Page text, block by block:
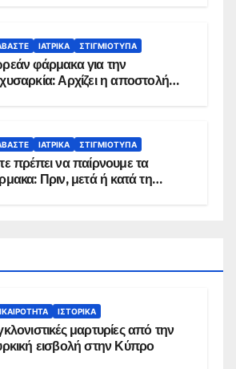
ΙΑΤΡΙΚΆ ΣΤΙΓΜΙΌΤΥΠΑ
φάρμακα για την
Αρχίζει η αποστολή
ΙΑΤΡΙΚΆ ΣΤΙΓΜΙΌΤΥΠΑ
πρέπει να παίρνουμε τα
Πριν, μετά ή κατά τη
ΙΣΤΟΡΙΚΆ
μαρτυρίες από την
εισβολή στην Κύπρο